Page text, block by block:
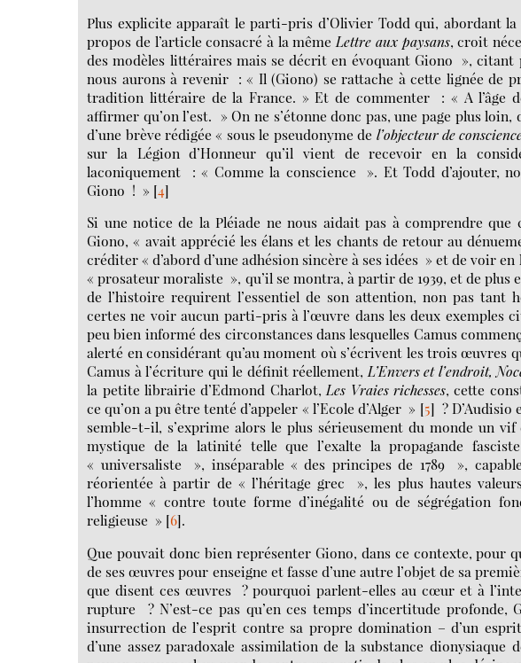
Plus explicite apparaît le parti-pris d’Olivier Todd qui, abordant
propos de l’article consacré à la même Lettre aux paysans, croit
des modèles littéraires mais se décrit en évoquant Giono »,
nous aurons à revenir : « Il (Giono) se rattache à cette lignée de
tradition littéraire de la France. » Et de commenter : « A l’âge
affirmer qu’on l’est. » On ne s’étonne donc pas, une page plus
d’une brève rédigée « sous le pseudonyme de l’objecteur de
sur la Légion d’Honneur qu’il vient de recevoir en la
laconiquement : « Comme la conscience ». Et Todd d’ajouter,
Giono ! » [4]
Si une notice de la Pléiade ne nous aidait pas à comprendre que
Giono, « avait apprécié les élans et les chants de retour au
créditer « d’abord d’une adhésion sincère à ses idées » et de voir
« prosateur moraliste », qu’il se montra, à partir de 1939, et de plus
de l’histoire requirent l’essentiel de son attention, non pas tant
certes ne voir aucun parti-pris à l’œuvre dans les deux exemples
peu bien informé des circonstances dans lesquelles Camus
alerté en considérant qu’au moment où s’écrivent les trois œuvres
Camus à l’écriture qui le définit réellement,L’Envers et l’endroit,
la petite librairie d’Edmond Charlot,Les Vraies richesses, cette
ce qu’on a pu être tenté d’appeler « l’Ecole d’Alger » [5] ? D’Audisio
semble-t-il, s’exprime alors le plus sérieusement du monde un
mystique de la latinité telle que l’exalte la propagande
« universaliste », inséparable « des principes de 1789 »,
réorientée à partir de « l’héritage grec », les plus hautes
l’homme « contre toute forme d’inégalité ou de ségrégation
religieuse » [6].
Que pouvait donc bien représenter Giono, dans ce contexte, pour
de ses œuvres pour enseigne et fasse d’une autre l’objet de sa
que disent ces œuvres ? pourquoi parlent-elles au cœur et à
rupture ? N’est-ce pas qu’en ces temps d’incertitude
insurrection de l’esprit contre sa propre domination – d’un
d’une assez paradoxale assimilation de la substance dionysiaque